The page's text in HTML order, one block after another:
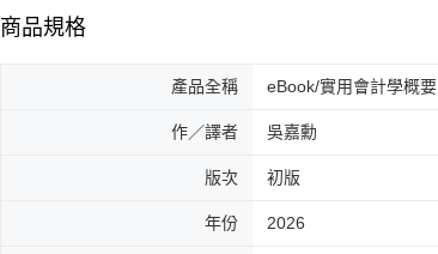
商品規格
產品全稱 eBook/實用會計學概要
作／譯者 吳嘉勳
版次 初版
年份 2026